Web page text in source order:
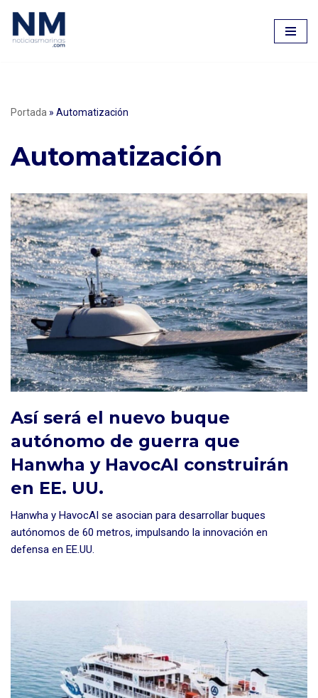
Saltar
Portada » Automatización
Automatización
Así será el nuevo buque
autónomo de guerra que
Hanwha y HavocAI construirán
en EE. UU.
Hanwha y HavocAI se asocian para desarrollar buques
autónomos de 60 metros, impulsando la innovación en
defensa en EE.UU.